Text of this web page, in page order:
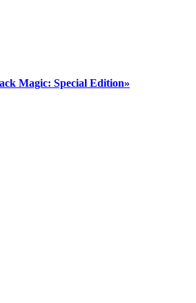
Magic: Special Edition»